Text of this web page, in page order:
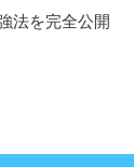
法を完全公開